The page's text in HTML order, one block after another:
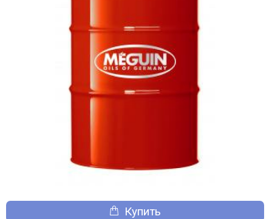
Купить